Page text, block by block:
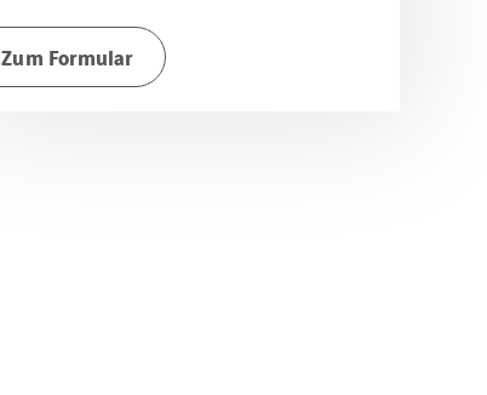
Zum Formular